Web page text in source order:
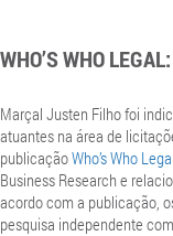
WHO’S WHO
Marçal Justen Filho foi
atuantes na área de
publicaçãoWho’s Who
Business Research e
acordo com a publicação,
pesquisa independente